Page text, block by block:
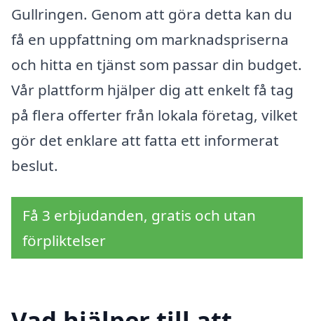
Gullringen. Genom att göra detta kan du
få en uppfattning om marknadspriserna
och hitta en tjänst som passar din budget.
Vår plattform hjälper dig att enkelt få tag
på flera offerter från lokala företag, vilket
gör det enklare att fatta ett informerat
beslut.
Få 3 erbjudanden, gratis och utan
förpliktelser